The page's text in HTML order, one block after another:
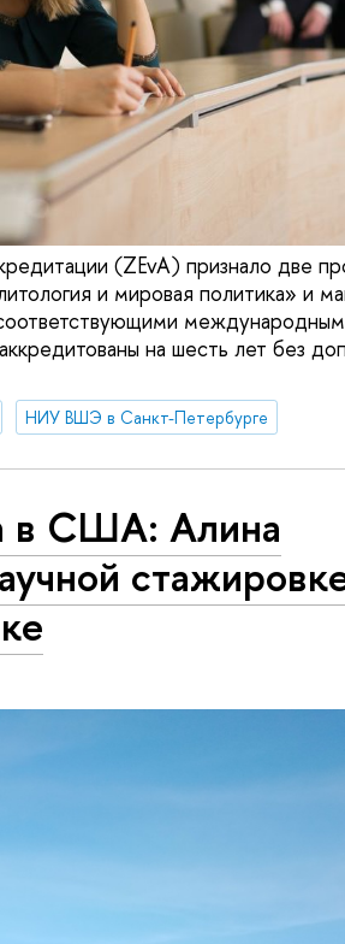
(ZEvA) признало две
и мировая политика» и
на шесть лет без
НИУ ВШЭ в Санкт-Петербурге
в США: Алина